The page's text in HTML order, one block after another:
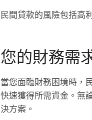
民間貸款的風險包括高
您的財務需
當您面臨財務困境時，
快速獲得所需資金。無
決方案。